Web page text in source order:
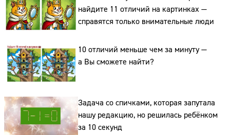
найдите 11 отличий на картинках —
справятся только внимательные люди
10 отличий меньше чем за минуту —
а Вы сможете найти?
Задача со спичками, которая запутала
нашу редакцию, но решилась ребёнком
за 10 секунд
Сайт:
Адрес:
Телефон: